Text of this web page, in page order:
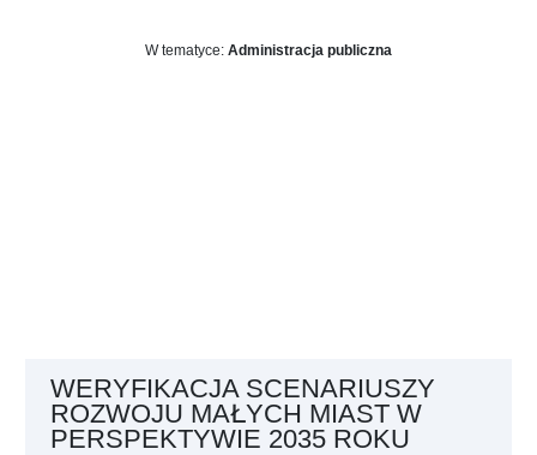
W tematyce: Administracja publiczna
WERYFIKACJA SCENARIUSZY
ROZWOJU MAŁYCH MIAST W
PERSPEKTYWIE 2035 ROKU